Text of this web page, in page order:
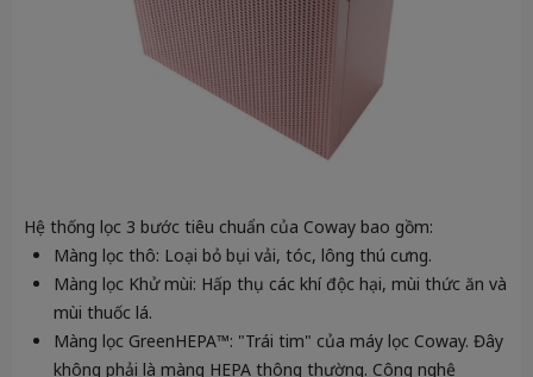
Hệ thống lọc 3 bước tiêu chuẩn của Coway bao gồm:
Màng lọc thô: Loại bỏ bụi vải, tóc, lông thú cưng.
Màng lọc Khử mùi: Hấp thụ các khí độc hại, mùi thức ăn và
mùi thuốc lá.
Màng lọc GreenHEPA™: "Trái tim" của máy lọc Coway. Đây
không phải là màng HEPA thông thường. Công nghệ